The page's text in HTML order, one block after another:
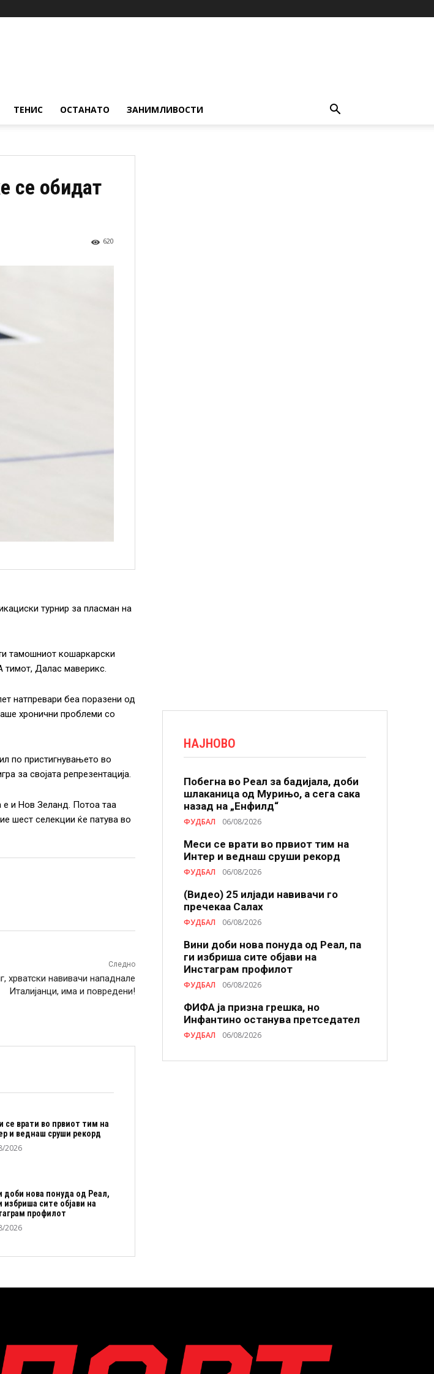
ТЕНИС ОСТАНАТО ЗАНИМЛИВОСТИ
се обидат
620
турнир за пласман на
тамошниот кошаркарски
тимот, Далас маверикс.
натпревари беа поразени од
хронични проблеми со
по пристигнувањето во
за својата репрезентација.
е и Нов Зеланд. Потоа таа
шест селекции ќе патува во
Следно
хрватски навивачи нападнале
Италијанци, има и повредени!
се врати во првиот тим на
и веднаш сруши рекорд
2026
доби нова понуда од Реал,
избриша сите објави на
профилот
2026
НАЈНОВО
Побегна во Реал за бадијала, доби
шлаканица од Мурињо, а сега сака
назад на „Енфилд“
ФУДБАЛ 06/08/2026
Меси се врати во првиот тим на
Интер и веднаш сруши рекорд
ФУДБАЛ 06/08/2026
(Видео) 25 илјади навивачи го
пречекаа Салах
ФУДБАЛ 06/08/2026
Вини доби нова понуда од Реал, па
ги избриша сите објави на
Инстаграм профилот
ФУДБАЛ 06/08/2026
ФИФА ја призна грешка, но
Инфантино останува претседател
ФУДБАЛ 06/08/2026